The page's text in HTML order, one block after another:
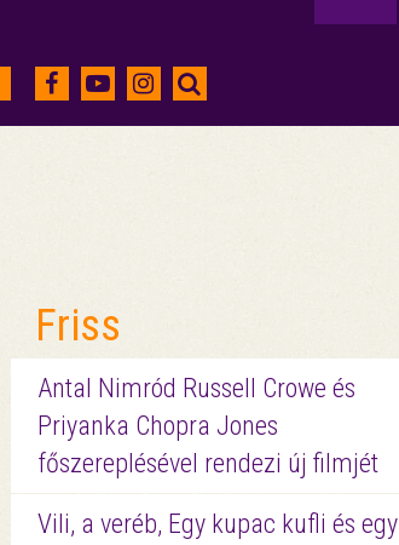
Friss
Antal Nimród Russell Crowe és
Priyanka Chopra Jones
főszereplésével rendezi új filmjét
Vili, a veréb, Egy kupac kufli és egy